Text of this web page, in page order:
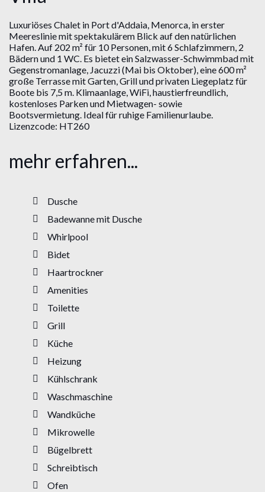
Luxuriöses Chalet in Port d'Addaia, Menorca, in erster
Meereslinie mit spektakulärem Blick auf den natürlichen
Hafen. Auf 202 m² für 10 Personen, mit 6 Schlafzimmern, 2
Bädern und 1 WC. Es bietet ein Salzwasser-Schwimmbad mit
Gegenstromanlage, Jacuzzi (Mai bis Oktober), eine 600 m²
große Terrasse mit Garten, Grill und privaten Liegeplatz für
Boote bis 7,5 m. Klimaanlage, WiFi, haustierfreundlich,
kostenloses Parken und Mietwagen- sowie
Bootsvermietung. Ideal für ruhige Familienurlaube.
Lizenzcode: HT260
mehr erfahren...
Dusche
Badewanne mit Dusche
Whirlpool
Bidet
Haartrockner
Amenities
Toilette
Grill
Küche
Heizung
Kühlschrank
Waschmaschine
Wandküche
Mikrowelle
Bügelbrett
Schreibtisch
Ofen